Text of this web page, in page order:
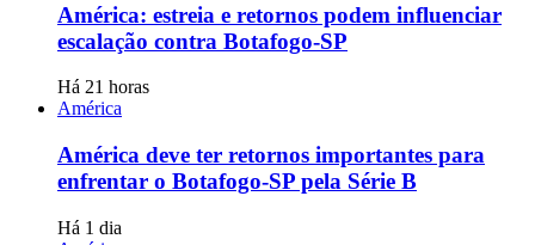
América: estreia e retornos podem influenciar
escalação contra Botafogo-SP
Há 21 horas
América
América deve ter retornos importantes para
enfrentar o Botafogo-SP pela Série B
Há 1 dia